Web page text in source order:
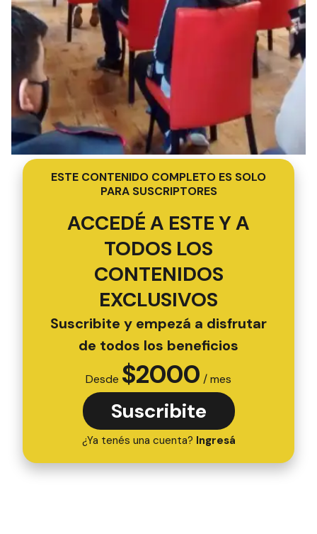
ESTE CONTENIDO COMPLETO ES SOLO
PARA SUSCRIPTORES
ACCEDÉ A ESTE Y A
TODOS LOS
CONTENIDOS
EXCLUSIVOS
Suscribite y empezá a disfrutar
de todos los beneficios
Desde $2000 / mes
Suscribite
¿Ya tenés una cuenta? Ingresá